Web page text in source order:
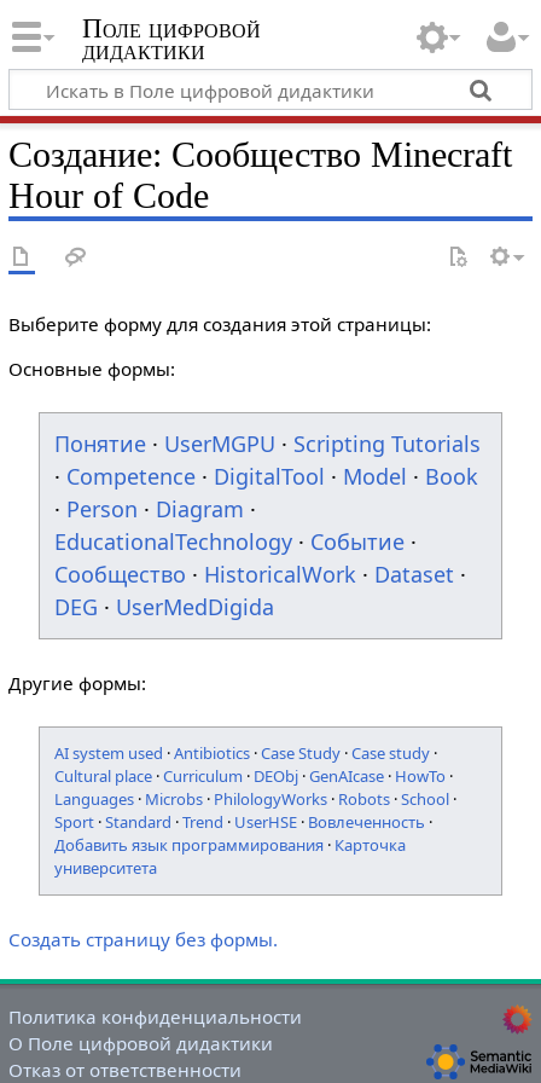
Поле цифровой
дидактики
Создание: Сообщество Minecraft
Hour of Code
Выберите форму для создания этой страницы:
Основные формы:
Понятие · UserMGPU · Scripting Tutorials
· Competence · DigitalTool · Model · Book
· Person · Diagram ·
EducationalTechnology · Событие ·
Сообщество · HistoricalWork · Dataset ·
DEG · UserMedDigida
Другие формы:
AI system used ·Antibiotics ·Case Study ·Case study ·
Cultural place ·Curriculum · DEObj ·GenAIcase · HowTo ·
Languages · Microbs · PhilologyWorks · Robots ·School ·
Sport ·Standard ·Trend · UserHSE · Вовлеченность ·
Добавить язык программирования · Карточка
университета
Создать страницу без формы.
Политика конфиденциальности
О Поле цифровой дидактики
Отказ от ответственности